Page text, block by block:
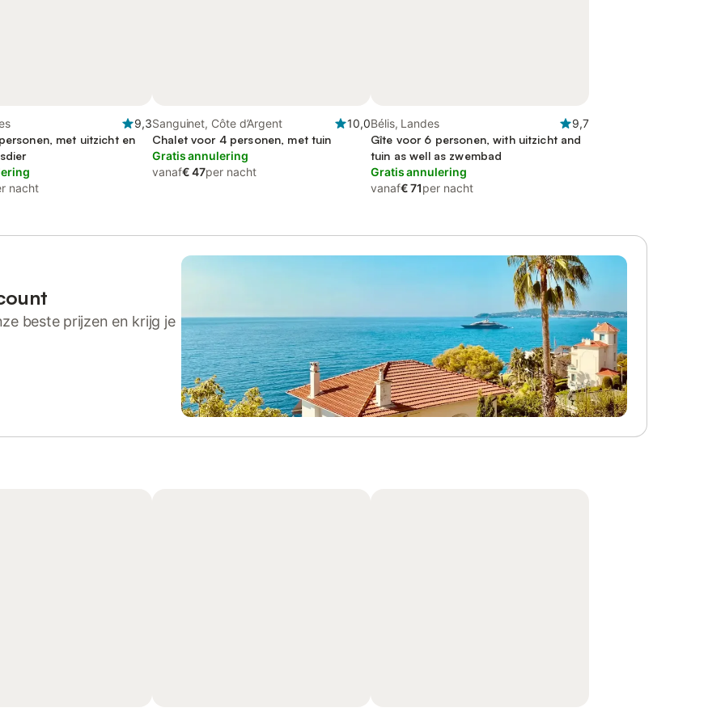
9,3
met uitzicht en
nacht
Sanguinet, Côte d’Argent
10,0
Chalet voor 4 personen, met tuin
Gratis annulering
vanaf€ 47per nacht
Bélis, Landes
9,7
Gîte voor 6 personen, with uitzicht and
tuin as well as zwembad
Gratis annulering
vanaf€ 71per nacht
beste prijzen en krijg je